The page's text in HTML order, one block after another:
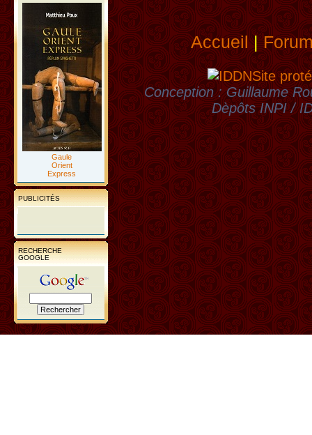
Gaule
Orient
Express
PUBLICITÉS
RECHERCHE
GOOGLE
Accueil|
Site
Conception : Guillaume
Dèpôts INPI /